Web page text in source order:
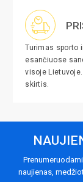
Turimas sporto
esančiuose
visoje
skirtis.
naujienas,